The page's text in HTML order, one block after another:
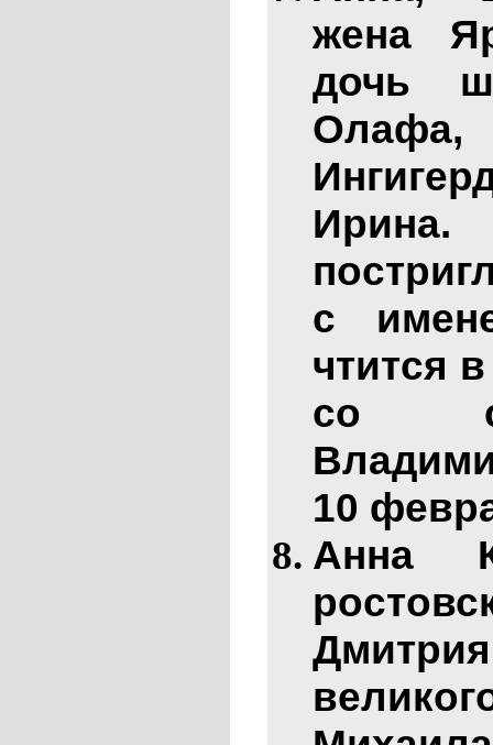
жена
дочь
с
чтится
со
10
Анна